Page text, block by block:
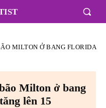
MILTON Ở BANG FLORIDA
Milton ở bang
lên 15